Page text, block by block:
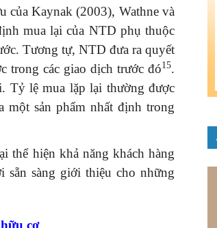
của Kaynak (2003), Wathne và
mua lại của NTD phụ thuộc
Tương tự, NTD đưa ra quyết
trong các giao dịch trước đó15.
Tỷ lệ mua lặp lại thường được
một sản phẩm nhất định trong
thể hiện khả năng khách hàng
sẵn sàng giới thiệu cho những
cơ